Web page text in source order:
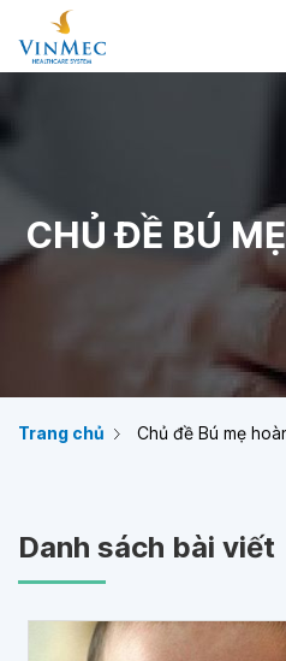
CHỦ ĐỀ BÚ
Trang chủ Chủ đề Bú mẹ
Danh sách bài viết